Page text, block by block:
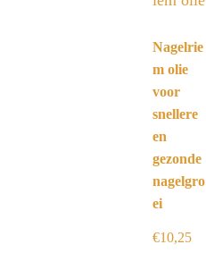
Nagelrie
m olie
voor
snellere
en
gezonde
nagelgro
ei
€10,25